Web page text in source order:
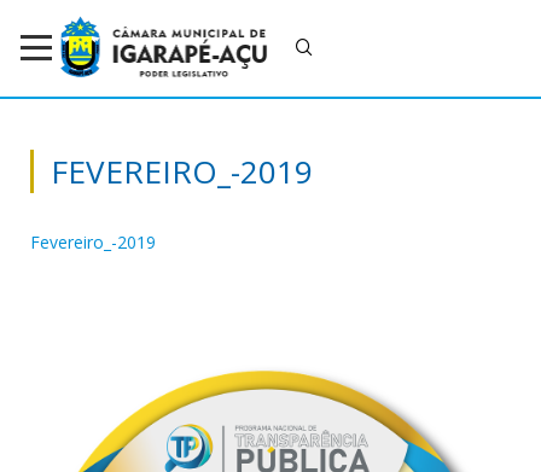
FEVEREIRO_-2019
Fevereiro_-2019